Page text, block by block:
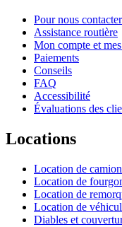
Pour nous contacter
Assistance routière
Mon compte et
Paiements
Conseils
FAQ
Accessibilité
Évaluations des
Locations
Location de
Location de
Location de
Location de
Diables et